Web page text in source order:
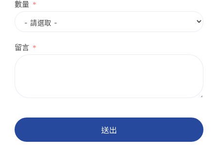
數量
留言
送出